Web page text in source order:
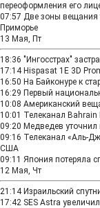
переоформления его
07:57 Две зоны вещания
Приморье
13 Мая, Пт
18:36 "Ингосстрах"
17:14 Hispasat 1E 3D
16:50 На Байконуре к
16:29 Первый
10:08 Американский
10:01 Телеканал Bahrain
09:20 Медведев уточнил
09:16 Телеканал «Аль-
США
09:11 Япония потеряла
12 Мая, Чт
21:14 Израильский
17:42 SES Astra